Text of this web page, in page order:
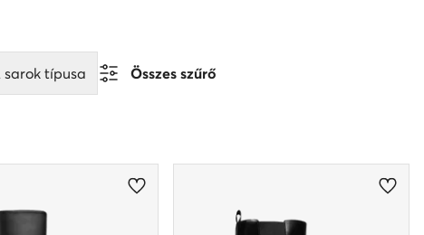
sarok típusa Összes szűrő